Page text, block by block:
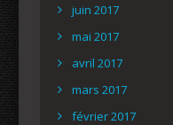
juin 2017
mai 2017
avril 2017
mars 2017
février 2017